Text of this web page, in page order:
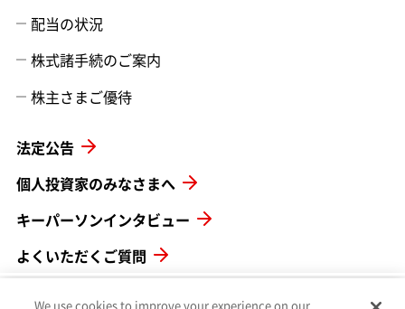
配当の状況
株式諸手続のご案内
株主さまご優待
法定公告
個人投資家のみなさまへ
キーパーソンインタビュー
よくいただくご質問
We use cookies to improve your experience on our